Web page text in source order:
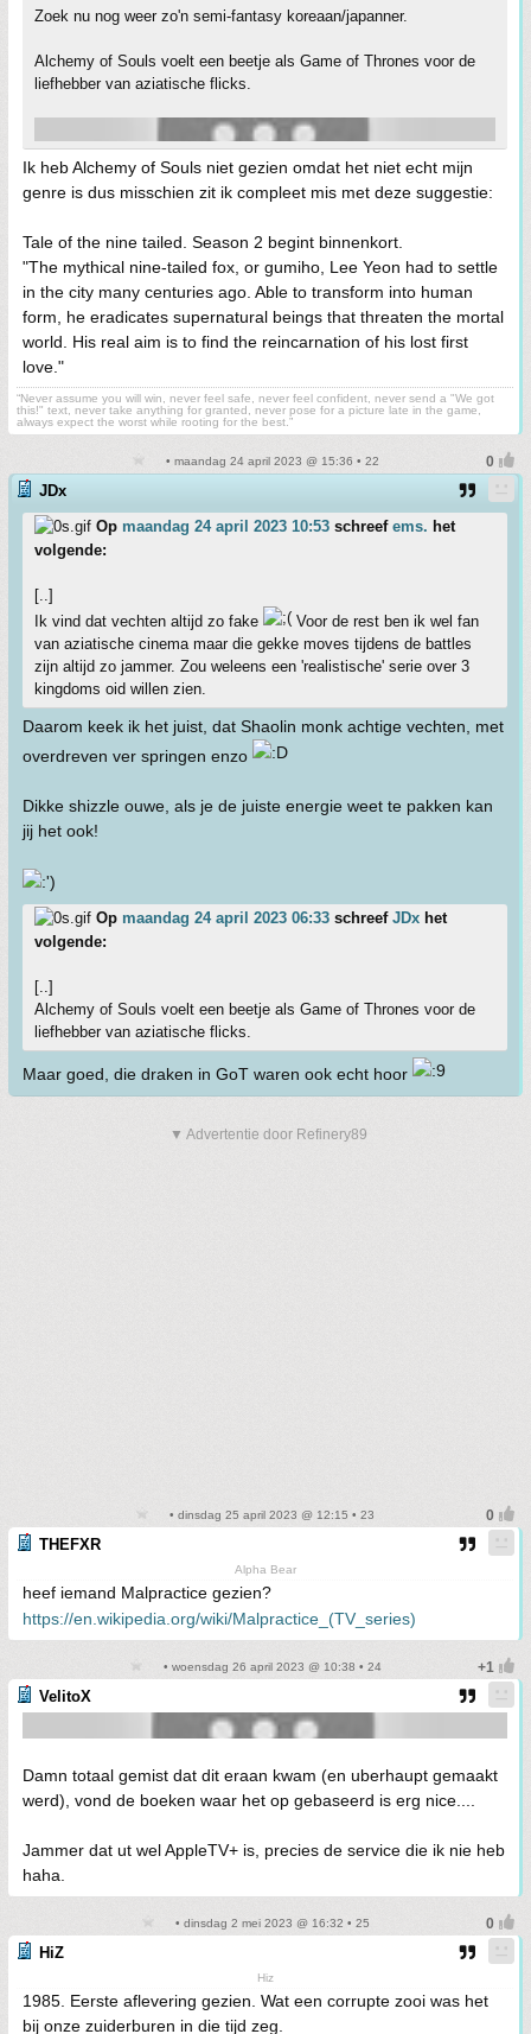
Zoek nu nog weer zo'n semi-fantasy koreaan/japanner.
Alchemy of Souls voelt een beetje als Game of Thrones voor de
liefhebber van aziatische flicks.
Ik heb Alchemy of Souls niet gezien omdat het niet echt mijn
genre is dus misschien zit ik compleet mis met deze suggestie:
Tale of the nine tailed. Season 2 begint binnenkort.
"The mythical nine-tailed fox, or gumiho, Lee Yeon had to settle
in the city many centuries ago. Able to transform into human
form, he eradicates supernatural beings that threaten the mortal
world. His real aim is to find the reincarnation of his lost first
love."
“Never assume you will win, never feel safe, never feel confident, never send a "We got
this!" text, never take anything for granted, never pose for a picture late in the game,
always expect the worst while rooting for the best.”
• maandag 24 april 2023 @ 15:36 • 22
JDx
Op maandag 24 april 2023 10:53 schreef ems. het
volgende:
[..]
Ik vind dat vechten altijd zo fake
Voor de rest ben ik wel fan
van aziatische cinema maar die gekke moves tijdens de battles
zijn altijd zo jammer. Zou weleens een 'realistische' serie over 3
kingdoms oid willen zien.
Daarom keek ik het juist, dat Shaolin monk achtige vechten, met
overdreven ver springen enzo
Dikke shizzle ouwe, als je de juiste energie weet te pakken kan
jij het ook!
Op maandag 24 april 2023 06:33 schreef JDx het
volgende:
[..]
Alchemy of Souls voelt een beetje als Game of Thrones voor de
liefhebber van aziatische flicks.
Maar goed, die draken in GoT waren ook echt hoor
▼ Advertentie door Refinery89
• dinsdag 25 april 2023 @ 12:15 • 23
THEFXR
Alpha Bear
heef iemand Malpractice gezien?
https://en.wikipedia.org/wiki/Malpractice_(TV_series)
• woensdag 26 april 2023 @ 10:38 • 24
VelitoX
Damn totaal gemist dat dit eraan kwam (en uberhaupt gemaakt
werd), vond de boeken waar het op gebaseerd is erg nice....
Jammer dat ut wel AppleTV+ is, precies de service die ik nie heb
haha.
• dinsdag 2 mei 2023 @ 16:32 • 25
HiZ
Hiz
1985. Eerste aflevering gezien. Wat een corrupte zooi was het
bij onze zuiderburen in die tijd zeg.